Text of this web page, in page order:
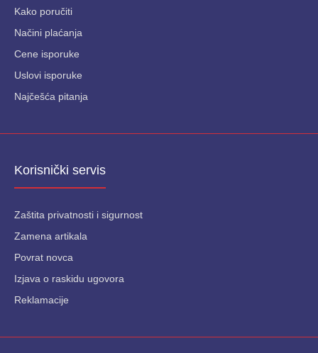
Kako poručiti
Načini plaćanja
Cene isporuke
Uslovi isporuke
Najčešća pitanja
Korisnički servis
Zaštita privatnosti i sigurnost
Zamena artikala
Povrat novca
Izjava o raskidu ugovora
Reklamacije